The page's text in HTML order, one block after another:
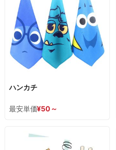
最安単価¥50 ～
ハンカチ